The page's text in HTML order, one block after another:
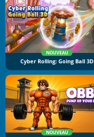
NOUVEAU
Cyber Rolling: Going Ball 3D
NOUVEAU